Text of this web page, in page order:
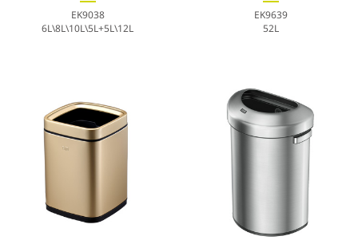
EK9038
6L\8L\10L\5L+5L\12L
EK9639
52L